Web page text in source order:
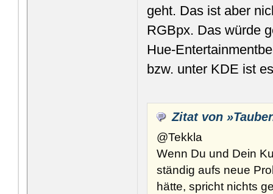
geht. Das ist aber
RGBpx. Das würde
Hue-
bzw. unter KDE ist
Zitat von
@Tekkla
Wenn Du und Dein
ständig aufs neue
hätte, spricht nichts